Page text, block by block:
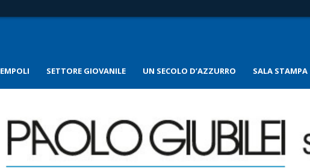
EMPOLI SETTORE GIOVANILE UN SECOLO D’AZZURRO SALA STAMPA